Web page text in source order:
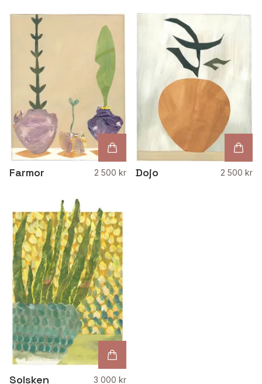
Farmor 2 500 kr Dojo 2 500 kr
Solsken 3 000 kr